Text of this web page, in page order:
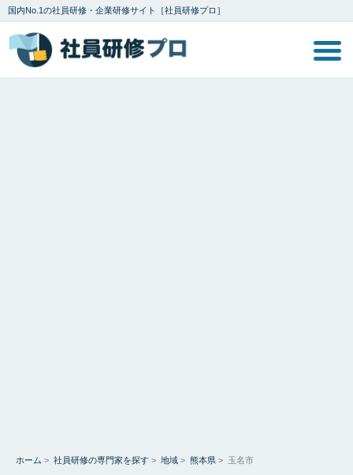
国内No.1の社員研修・企業研修サイト［社員研修プロ］
ホーム > 社員研修の専門家を探す > 地域 > 熊本県 > 玉名市